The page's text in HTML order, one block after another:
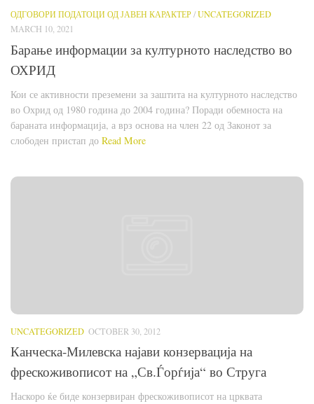
ОДГОВОРИ ПОДАТОЦИ ОД ЈАВЕН КАРАКТЕР/UNCATEGORIZED
MARCH 10, 2021
Барање информации за културното наследство во
ОХРИД
Кои се активности преземени за заштита на културното наследство
во Охрид од 1980 година до 2004 година? Поради обемноста на
бараната информација, а врз основа на член 22 од Законот за
слободен пристап до Read More
UNCATEGORIZED OCTOBER 30, 2012
Канческа-Милевска најави конзервација на
фрескоживописот на „Св.Ѓорѓија“ во Струга
Наскоро ќе биде конзервиран фрескоживописот на црквата